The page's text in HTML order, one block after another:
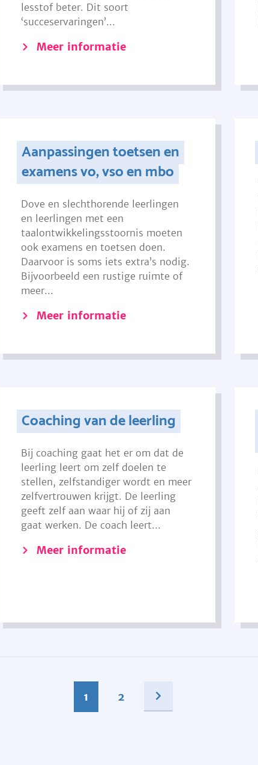
lesstof beter. Dit soort
‘succeservaringen’...
Meer informatie
Aanpassingen toetsen en
examens vo, vso en mbo
Dove en slechthorende leerlingen
en leerlingen met een
taalontwikkelingsstoornis moeten
ook examens en toetsen doen.
Daarvoor is soms iets extra’s nodig.
Bijvoorbeeld een rustige ruimte of
meer...
Meer informatie
Coaching van de leerling
Bij coaching gaat het er om dat de
leerling leert om zelf doelen te
stellen, zelfstandiger wordt en meer
zelfvertrouwen krijgt. De leerling
geeft zelf aan waar hij of zij aan
gaat werken. De coach leert...
Meer informatie
1 2